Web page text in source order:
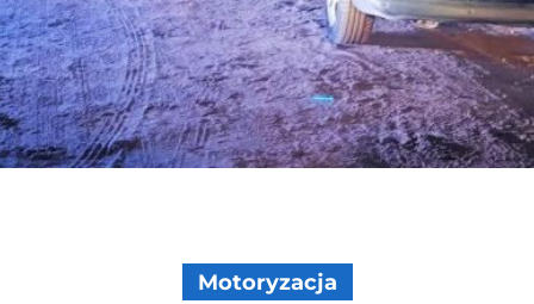
Motoryzacja